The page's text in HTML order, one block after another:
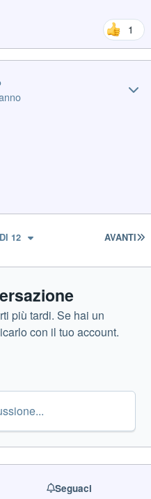
1
AVANTI
12
più tardi. Se hai un
con il tuo account.
Seguaci